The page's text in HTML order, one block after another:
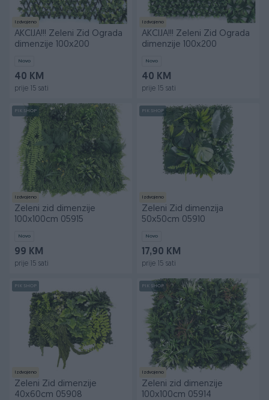
Izdvojeno
AKCIJA!!! Zeleni Zid Ograda
dimenzije 100x200
Novo
40 KM
prije 15 sati
Izdvojeno
AKCIJA!!! Zeleni Zid Ograda
dimenzije 100x200
Novo
40 KM
prije 15 sati
PIK SHOP
Izdvojeno
Zeleni zid dimenzije
100x100cm 05915
Novo
99 KM
prije 15 sati
PIK SHOP
Izdvojeno
Zeleni Zid dimenzija
50x50cm 05910
Novo
17,90 KM
prije 15 sati
PIK SHOP
Izdvojeno
Zeleni Zid dimenzije
40x60cm 05908
PIK SHOP
Izdvojeno
Zeleni zid dimenzije
100x100cm 05914